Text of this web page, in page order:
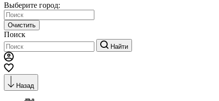
Выберите город:
Очистить
Поиск
Найти
Назад